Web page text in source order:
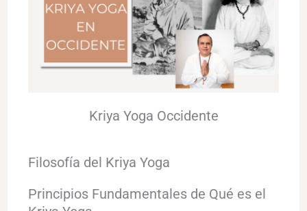
Kriya Yoga Occidente
Filosofía del Kriya Yoga
Principios Fundamentales de Qué es el